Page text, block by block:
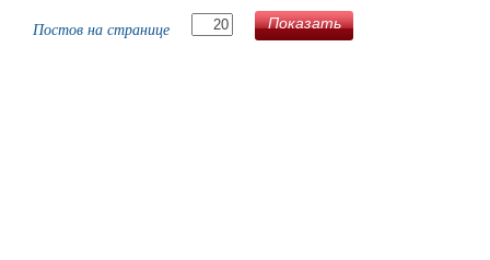
Постов на странице Показать